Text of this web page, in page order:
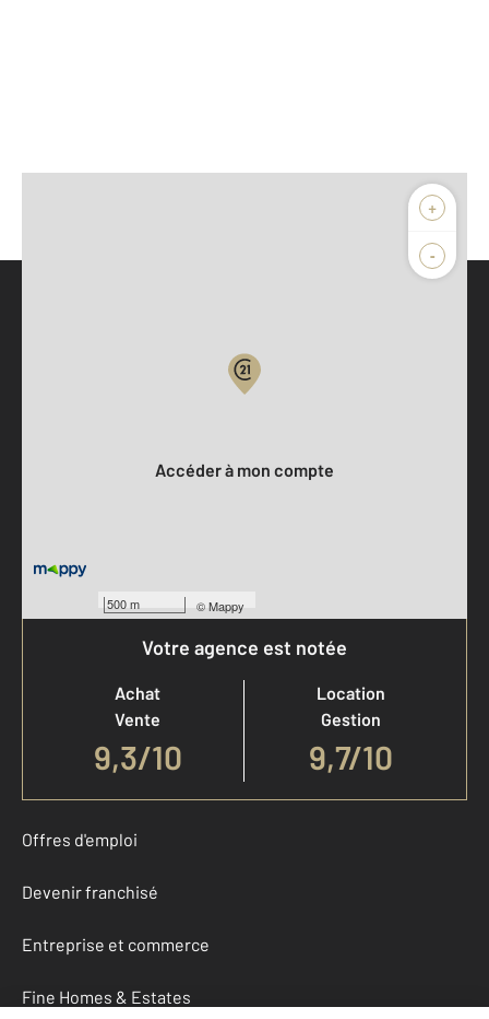
+
-
500 m ©Mappy
Accéder à mon compte
Votre agence est notée
Achat
Vente
9,3/10
Location
Gestion
9,7/10
Offres d'emploi
Devenir franchisé
Entreprise et commerce
Fine Homes & Estates